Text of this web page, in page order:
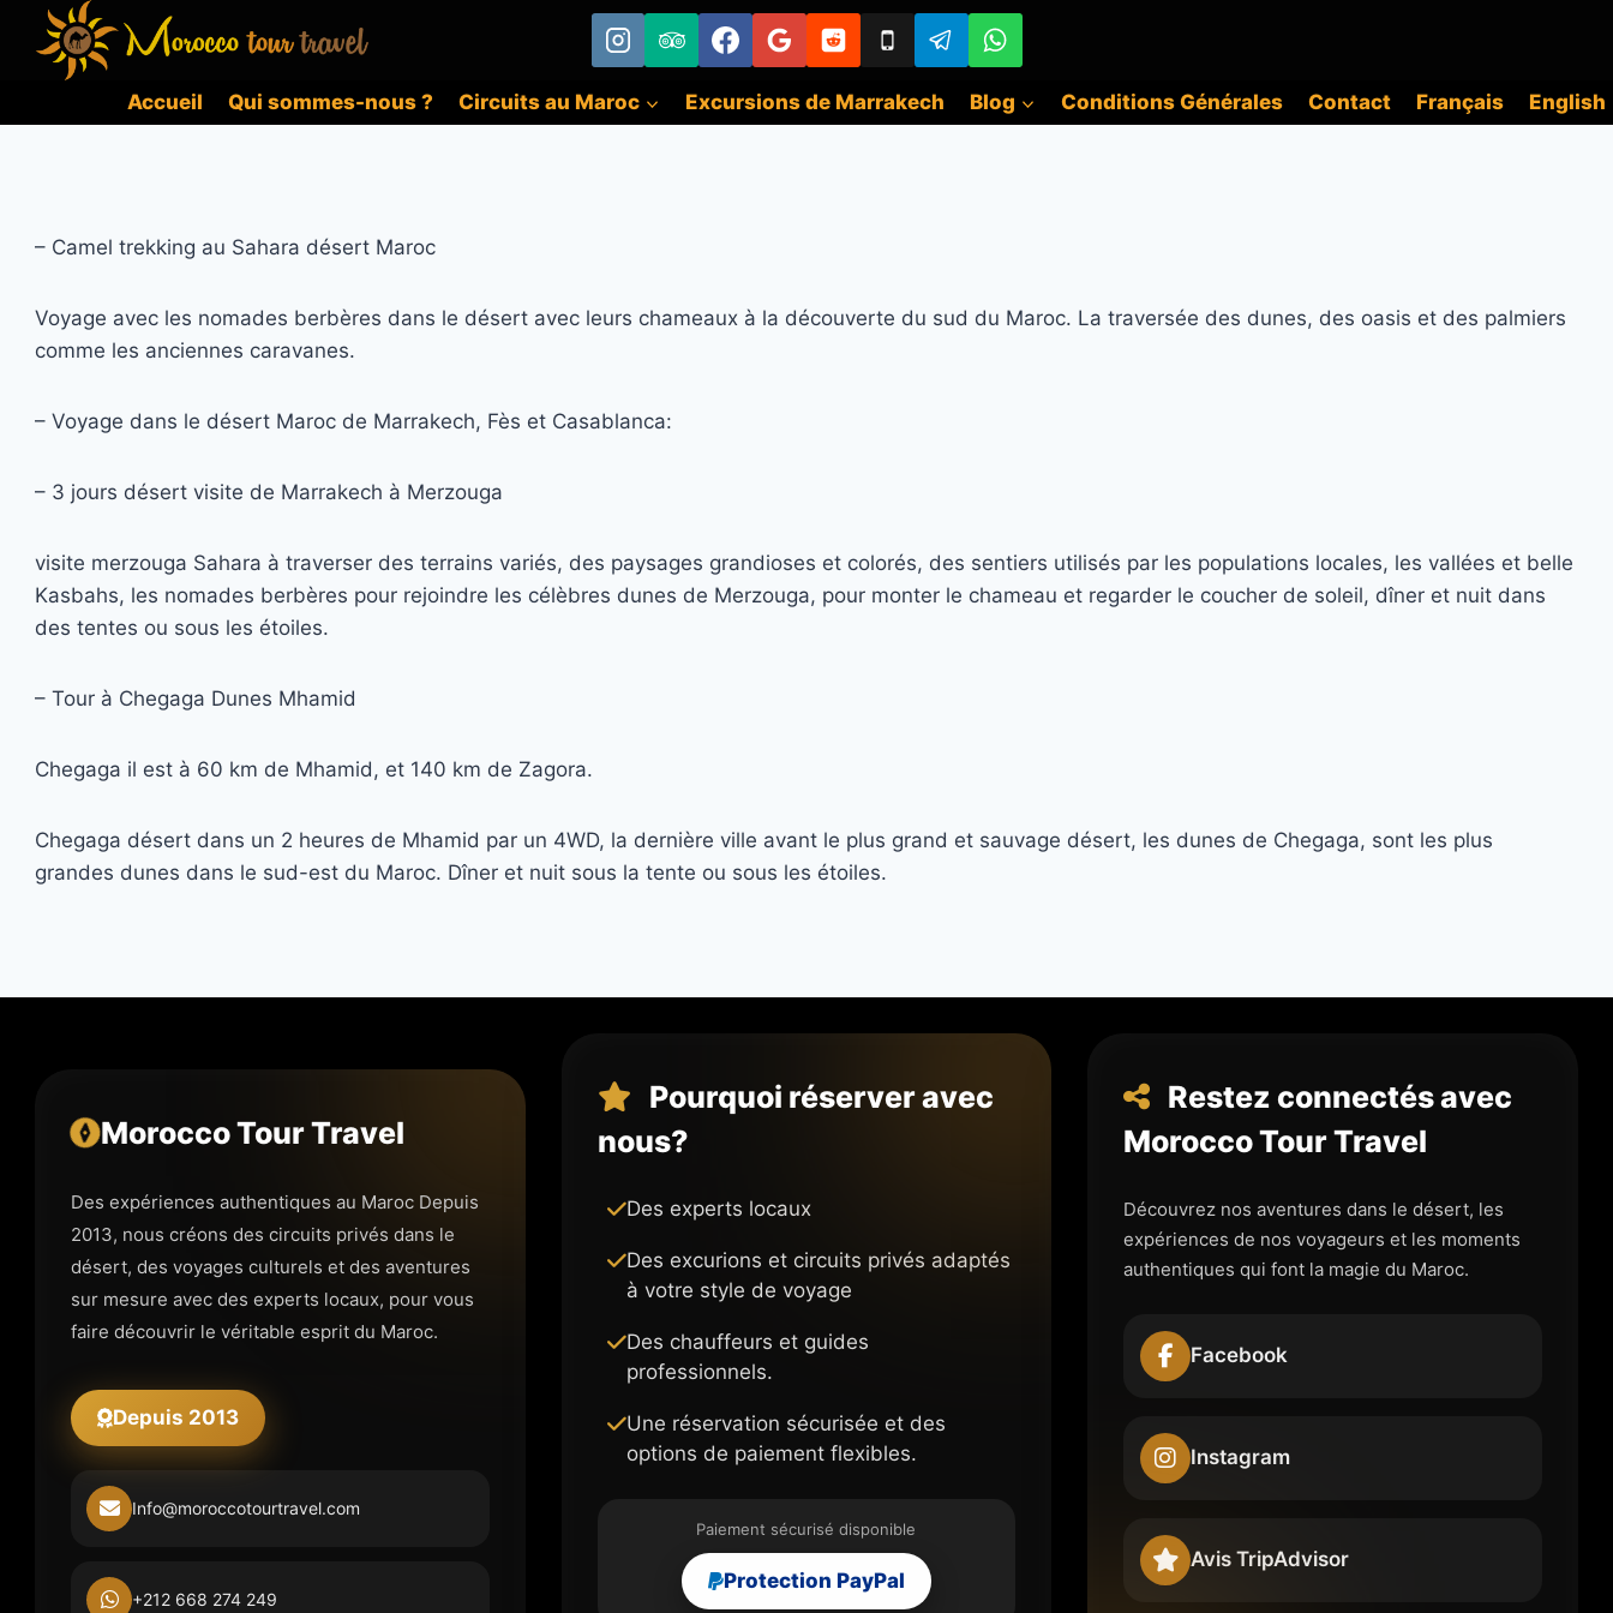
contenu
Accueil
Qui sommes-nous ? Circuits au Maroc Excursions de Marrakech Blog Conditions Générales Contact Français English
– Camel trekking au Sahara désert Maroc
Voyage avec les nomades berbères dans le désert avec leurs chameaux à la découverte du sud du Maroc. La traversée des dunes, des oasis et des palmiers
comme les anciennes caravanes.
– Voyage dans le désert Maroc de Marrakech, Fès et Casablanca:
– 3 jours désert visite de Marrakech à Merzouga
visite merzouga Sahara à traverser des terrains variés, des paysages grandioses et colorés, des sentiers utilisés par les populations locales, les vallées et belle
Kasbahs, les nomades berbères pour rejoindre les célèbres dunes de Merzouga, pour monter le chameau et regarder le coucher de soleil, dîner et nuit dans
des tentes ou sous les étoiles.
– Tour à Chegaga Dunes Mhamid
Chegaga il est à 60 km de Mhamid, et 140 km de Zagora.
Chegaga désert dans un 2 heures de Mhamid par un 4WD, la dernière ville avant le plus grand et sauvage désert, les dunes de Chegaga, sont les plus
grandes dunes dans le sud-est du Maroc. Dîner et nuit sous la tente ou sous les étoiles.
Morocco Tour Travel
Des expériences authentiques au Maroc Depuis
2013, nous créons des circuits privés dans le
désert, des voyages culturels et des aventures
sur mesure avec des experts locaux, pour vous
faire découvrir le véritable esprit du Maroc.
Depuis 2013
Info@moroccotourtravel.com
+212 668 274 249
Pourquoi réserver avec
nous?
Des experts locaux
Des excurions et circuits privés adaptés
à votre style de voyage
Des chauffeurs et guides
professionnels.
Une réservation sécurisée et des
options de paiement flexibles.
Paiement sécurisé disponible
Protection PayPal
Restez connectés avec
Morocco Tour Travel
Découvrez nos aventures dans le désert, les
expériences de nos voyageurs et les moments
authentiques qui font la magie du Maroc.
Facebook
Instagram
Avis TripAdvisor